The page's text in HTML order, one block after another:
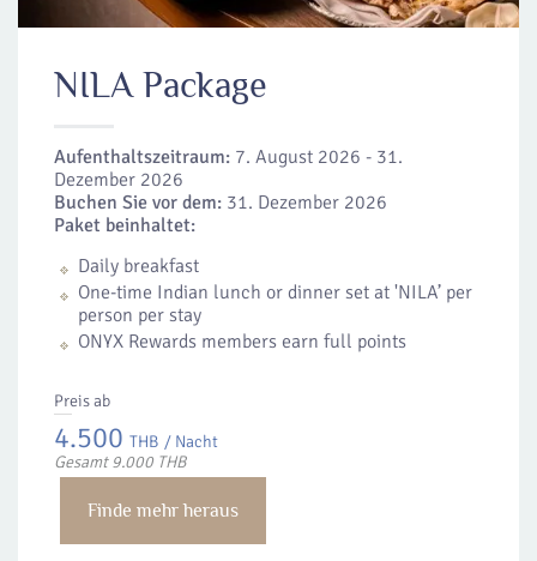
NILA Package
Aufenthaltszeitraum: 7. August 2026 - 31.
Dezember 2026
Buchen Sie vor dem: 31. Dezember 2026
Paket beinhaltet:
Daily breakfast
One-time Indian lunch or dinner set at 'NILA’ per
person per stay
ONYX Rewards members earn full points
Preis ab
4.500 THB / Nacht
Gesamt 9.000 THB
Finde mehr heraus